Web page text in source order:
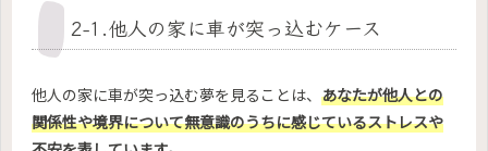
2-1.他人の家に車が突っ込むケース
他人の家に車が突っ込む夢を見ることは、 あなたが他人との
関係性や境界について無意識のうちに感じているストレスや